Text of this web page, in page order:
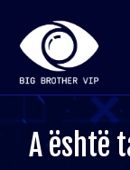
A është